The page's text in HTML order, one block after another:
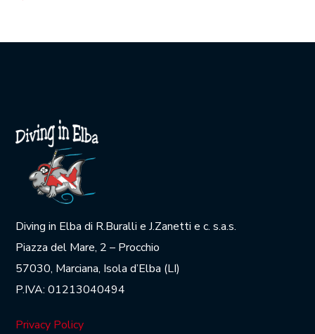
Diving in Elba di R.Buralli e J.Zanetti e c. s.a.s.
Piazza del Mare, 2 – Procchio
57030, Marciana, Isola d’Elba (LI)
P.IVA: 01213040494
Privacy Policy